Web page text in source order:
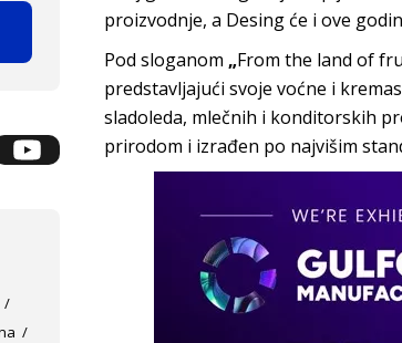
proizvodnje, a Desing će i ove
Pod sloganom „From the land of
predstavljajući svoje voćne i
sladoleda, mlečnih i konditorskih
prirodom i izrađen po najvišim